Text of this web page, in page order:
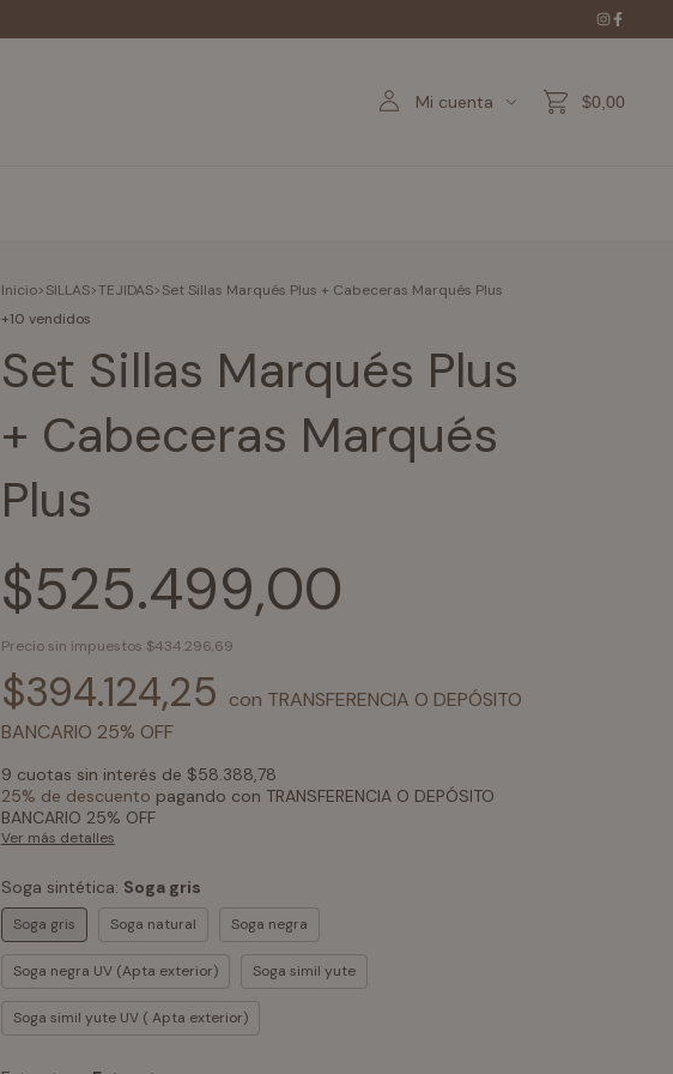
Mi cuenta $0,00
Inicio>SILLAS>TEJIDAS>Set Sillas Marqués Plus + Cabeceras Marqués Plus
+10 vendidos
Set Sillas Marqués Plus
+ Cabeceras Marqués
Plus
$525.499,00
Precio sin impuestos $434.296,69
$394.124,25 con TRANSFERENCIA O DEPÓSITO
BANCARIO 25% OFF
9 cuotas sin interés de $58.388,78
25% de descuento pagando con TRANSFERENCIA O DEPÓSITO
BANCARIO 25% OFF
Ver más detalles
Soga sintética: Soga gris
Soga gris Soga natural Soga negra
Soga negra UV (Apta exterior) Soga simil yute
Soga simil yute UV ( Apta exterior)